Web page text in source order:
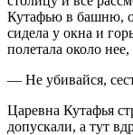
Кутафью в башню,
сидела у окна и
полетала около
— Не убивайся,
Царевна Кутафья
допускали, а тут